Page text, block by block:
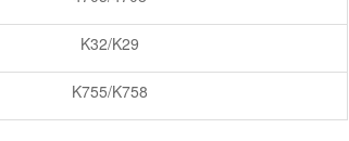
K32/K29
K755/K758